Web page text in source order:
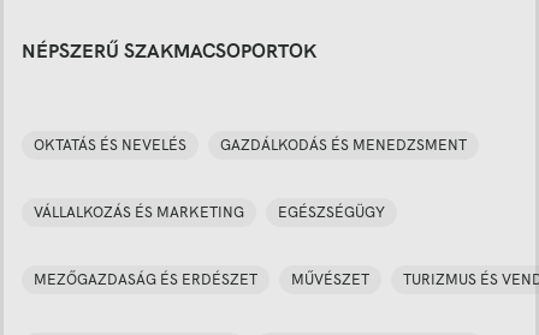
NÉPSZERŰ SZAKMACSOPORTOK
OKTATÁS ÉS NEVELÉS GAZDÁLKODÁS ÉS MENEDZSMENT
VÁLLALKOZÁS ÉS MARKETING EGÉSZSÉGÜGY
MEZŐGAZDASÁG ÉS ERDÉSZET MŰVÉSZET TURIZMUS ÉS